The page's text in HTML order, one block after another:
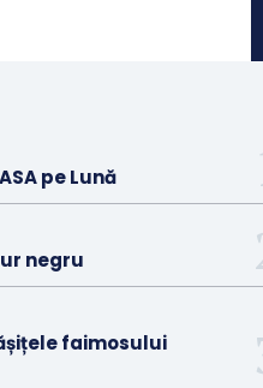
pe Lună
negru
faimosului